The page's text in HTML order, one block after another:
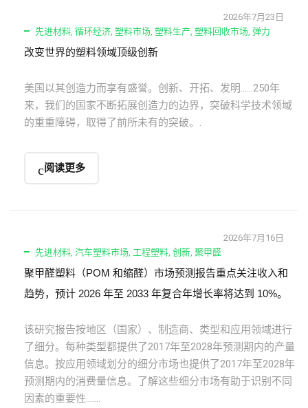
2026年7月23日
先进材料, 循环经济, 塑料市场, 塑料生产, 塑料回收市场, 弹力
改变世界的塑料领域顶级创新
美国以其创造力而享有盛誉。创新、开拓、发明……250年
来，我们的国家不断拓展创造力的边界，突破科学技术领域
的重重障碍，取得了前所未有的突破。.
阅读更多
2026年7月16日
先进材料, 汽车塑料市场, 工程塑料, 创新, 聚甲醛
聚甲醛塑料（POM 和缩醛）市场预测报告重点关注收入和
趋势，预计 2026 年至 2033 年复合年增长率将达到 10%。
该研究报告按地区（国家）、制造商、类型和应用领域进行
了细分。每种类型都提供了2017年至2028年预测期内的产量
信息。按应用领域划分的细分市场也提供了2017年至2028年
预测期内的消费量信息。了解这些细分市场有助于识别不同
因素的重要性…….